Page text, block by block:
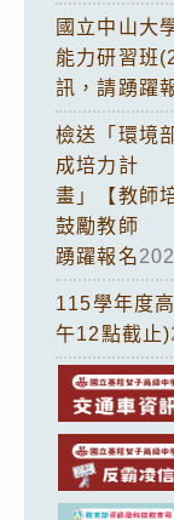
國立中山大
能力研習班
訊，請踴躍
檢送「環境
成培力計
畫」【教師
鼓勵教師
踴躍報名
115學年度
午12點截止)